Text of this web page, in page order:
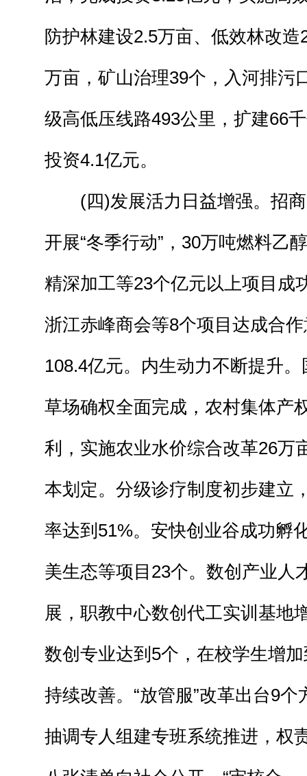
防护林建设2.5万亩、低效林改
万亩，矿山治理39个，入河排污
级高低压线路493公里，扩建66
投资4.1亿元。
(四)发展活力日益增强。招商
开展“冬季行动”，30万吨燃料乙
精深加工等23个亿元以上项目成
浙江赤峰商会等8个项目达成合
108.4亿元。内生动力不断提升
草场确权全面完成，农村集体产
利，实施农业水价综合改革26万
本划定。分级诊疗制度初步建立
率达到51%。安快创业谷成功孵
美生态等项目23个。数创产业人
展，职教中心数创代工实训基地
数创专业达到5个，在校学生增
持续改善。“放管服”改革出台9
抽调专人组建专班系统推进，权